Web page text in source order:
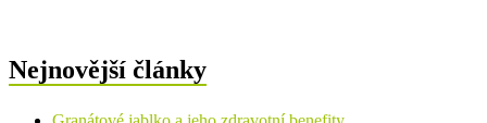
Nejnovější články